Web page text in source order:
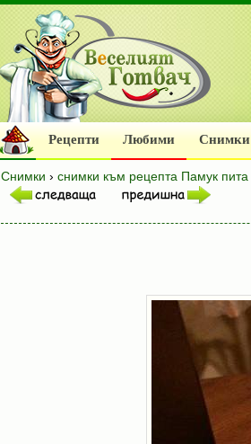
Рецепти Любими Снимки
Снимки › снимки към рецепта Памук пита